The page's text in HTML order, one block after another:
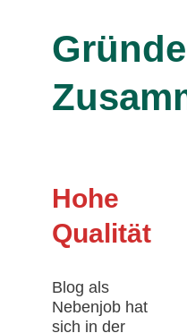
Hohe
Qualität
Blog als
Nebenjob hat
sich in der